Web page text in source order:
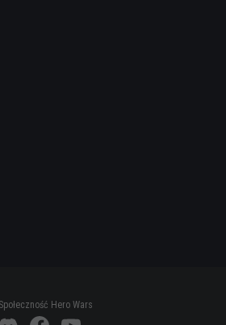
Społeczność Hero Wars